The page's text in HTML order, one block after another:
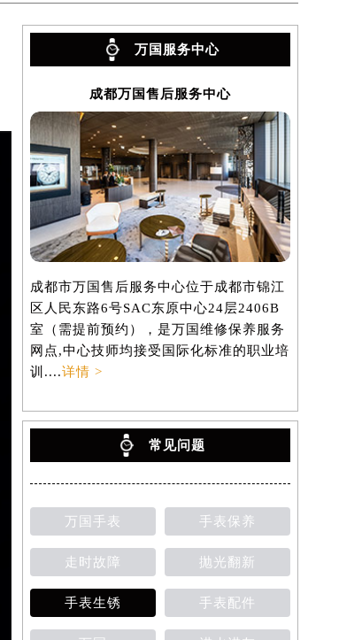
万国服务中心
成都万国售后服务中心
成都市万国售后服务中心位于成都市锦江
区人民东路6号SAC东原中心24层2406B
室（需提前预约），是万国维修保养服务
网点,中心技师均接受国际化标准的职业培
训....详情 >
常见问题
万国手表 手表保养
走时故障 抛光翻新
手表生锈 手表配件